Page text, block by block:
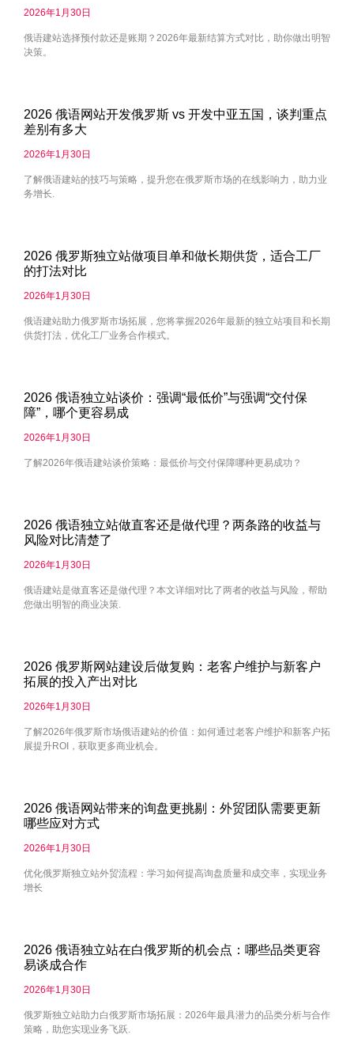
2026年1月30日
俄语建站选择预付款还是账期？2026年最新结算方式对比，助你做出明智
决策。
2026 俄语网站开发俄罗斯 vs 开发中亚五国，谈判重点
差别有多大
2026年1月30日
了解俄语建站的技巧与策略，提升您在俄罗斯市场的在线影响力，助力业
务增长.
2026 俄罗斯独立站做项目单和做长期供货，适合工厂
的打法对比
2026年1月30日
俄语建站助力俄罗斯市场拓展，您将掌握2026年最新的独立站项目和长期
供货打法，优化工厂业务合作模式。
2026 俄语独立站谈价：强调“最低价”与强调“交付保
障”，哪个更容易成
2026年1月30日
了解2026年俄语建站谈价策略：最低价与交付保障哪种更易成功？
2026 俄语独立站做直客还是做代理？两条路的收益与
风险对比清楚了
2026年1月30日
俄语建站是做直客还是做代理？本文详细对比了两者的收益与风险，帮助
您做出明智的商业决策.
2026 俄罗斯网站建设后做复购：老客户维护与新客户
拓展的投入产出对比
2026年1月30日
了解2026年俄罗斯市场俄语建站的价值：如何通过老客户维护和新客户拓
展提升ROI，获取更多商业机会。
2026 俄语网站带来的询盘更挑剔：外贸团队需要更新
哪些应对方式
2026年1月30日
优化俄罗斯独立站外贸流程：学习如何提高询盘质量和成交率，实现业务
增长
2026 俄语独立站在白俄罗斯的机会点：哪些品类更容
易谈成合作
2026年1月30日
俄罗斯独立站助力白俄罗斯市场拓展：2026年最具潜力的品类分析与合作
策略，助您实现业务飞跃.